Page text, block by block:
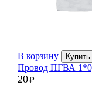
В корзину
Провод ПГВА
20₽